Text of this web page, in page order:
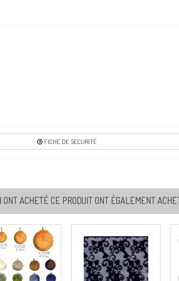
83
FICHE DE SECURITÉ
ONT ACHETÉ CE PRODUIT ONT ÉGALEMENT